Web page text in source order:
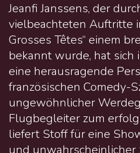
Jeanfi Janssens, der
vielbeachteten Auftritte
Grosses Têtes“ einem
bekannt wurde, hat sich
eine herausragende
französischen Comedy-
ungewöhnlicher
Flugbegleiter zum
liefert Stoff für eine